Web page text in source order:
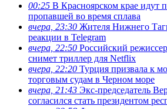
00:25 В Красноярском крае идут
пропавшей во время сплава
вчера, 23:30 Жителя Нижнего
реакции в Теlegram
вчера, 22:50 Российский
снимет триллер для Netflix
вчера, 22:20 Турция призвала к
торговым судам в Черном море
вчера, 21:43 Экс-председатель
согласился стать президентом